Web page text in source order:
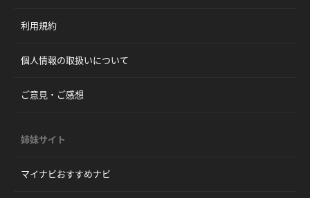
利用規約
個人情報の取扱いについて
ご意見・ご感想
姉妹サイト
マイナビおすすめナビ